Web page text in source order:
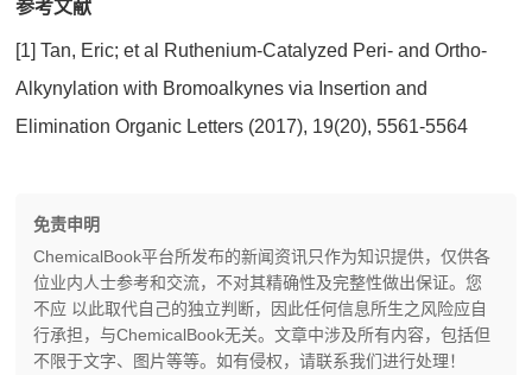
参考文献
[1] Tan, Eric; et al Ruthenium-Catalyzed Peri- and Ortho-
Alkynylation with Bromoalkynes via Insertion and
Elimination Organic Letters (2017), 19(20), 5561-5564
免责申明
ChemicalBook平台所发布的新闻资讯只作为知识提供，仅供各
位业内人士参考和交流，不对其精确性及完整性做出保证。您
不应 以此取代自己的独立判断，因此任何信息所生之风险应自
行承担，与ChemicalBook无关。文章中涉及所有内容，包括但
不限于文字、图片等等。如有侵权，请联系我们进行处理！